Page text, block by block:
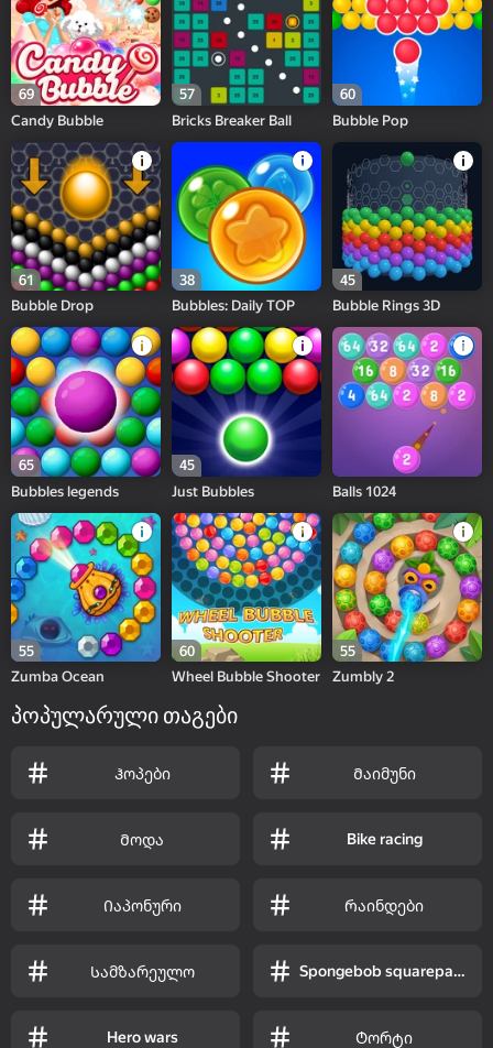
69
Candy Bubble
57
Bricks Breaker Ball
60
Bubble Pop
61
Bubble Drop
38
Bubbles: Daily TOP
45
Bubble Rings 3D
65
Bubbles legends
45
Just Bubbles
Balls 1024
55
Zumba Ocean
60
Wheel Bubble Shooter
55
Zumbly 2
პოპულარული თაგები
Ჰოპები Მაიმუნი
Მოდა Bike racing
Იაპონური Რაინდები
Სამზარეულო Spongebob squarepants
Hero wars Ტორტი